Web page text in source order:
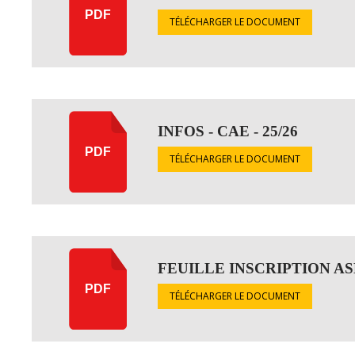
PDF
TÉLÉCHARGER LE DOCUMENT
PDF
INFOS - CAE - 25/26
TÉLÉCHARGER LE DOCUMENT
PDF
FEUILLE INSCRIPTION
TÉLÉCHARGER LE DOCUMENT